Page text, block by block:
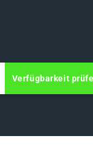
Verfügbarkeit